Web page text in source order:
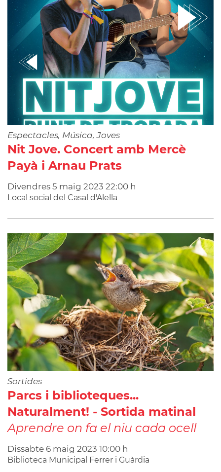
Espectacles, Música, Joves
Nit Jove. Concert amb Mercè
Payà i Arnau Prats
Divendres 5 maig 2023 22:00 h
Local social del Casal d'Alella
Sortides
Parcs i biblioteques...
Naturalment! - Sortida matinal
Aprendre on fa el niu cada ocell
Dissabte 6 maig 2023 10:00 h
Biblioteca Municipal Ferrer i Guàrdia